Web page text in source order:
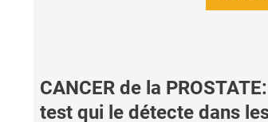
CANCER de la
test qui le détecte dans